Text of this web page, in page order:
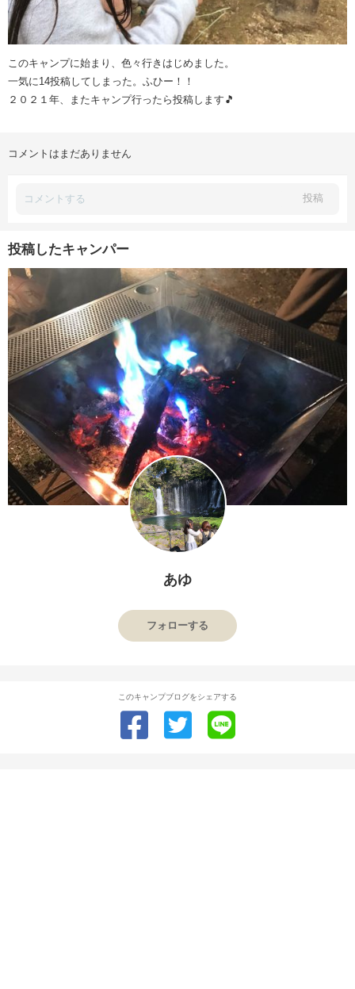
このキャンプに始まり、色々行きはじめました。
一気に14投稿してしまった。ふひー！！
２０２１年、またキャンプ行ったら投稿します🎵
コメントはまだありません
投稿
投稿したキャンパー
あゆ
フォローする
このキャンプブログをシェアする